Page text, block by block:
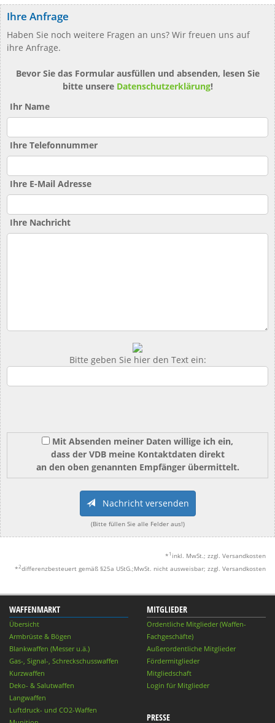
Ihre Anfrage
Haben Sie noch weitere Fragen an uns? Wir freuen uns auf
ihre Anfrage.
Bevor Sie das Formular ausfüllen und absenden, lesen Sie
bitte unsere Datenschutzerklärung!
Ihr Name
Ihre Telefonnummer
Ihre E-Mail Adresse
Ihre Nachricht
Bitte geben Sie hier den Text ein:
Mit Absenden meiner Daten willige ich ein,
dass der VDB meine Kontaktdaten direkt
an den oben genannten Empfänger übermittelt.
Nachricht versenden
(Bitte füllen Sie alle Felder aus!)
* 1 inkl. MwSt.; zzgl. Versandkosten
*2differenzbesteuert gemäß §25a UStG.;MwSt. nicht ausweisbar; zzgl. Versandkosten
WAFFENMARKT
Übersicht
Armbrüste & Bögen
Blankwaffen (Messer u.ä.)
Gas-, Signal-, Schreckschusswaffen
Kurzwaffen
Deko- & Salutwaffen
Langwaffen
Luftdruck- und CO2-Waffen
MITGLIEDER
Ordentliche Mitglieder (Waffen-
Fachgeschäfte)
Außerordentliche Mitglieder
Fördermitglieder
Mitgliedschaft
Login für Mitglieder
PRESSE